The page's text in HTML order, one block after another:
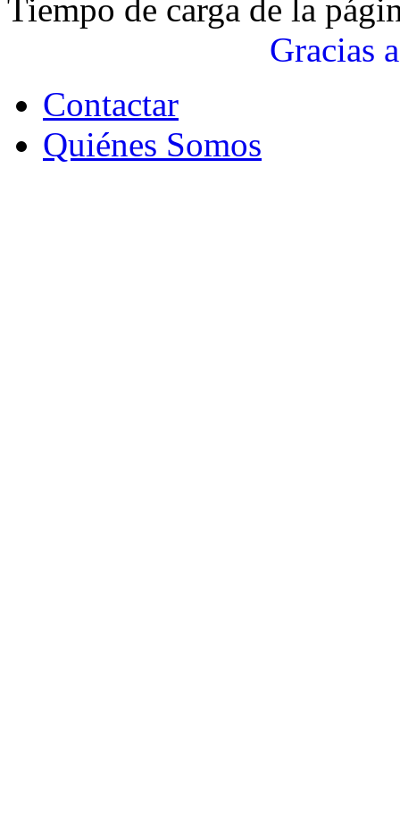
Tiempo de carga de la
Gracias a
Contactar
Quiénes Somos